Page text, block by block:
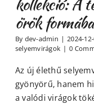
örök
By dev-admin | 2024-
selyemvirágok | 0
Az új élethű
gyönyörű, hanem
a valódi virágok